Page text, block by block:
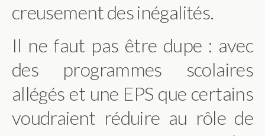
creusement des inégalités.
Il ne faut pas être dupe : avec
des programmes scolaires
allégés et une EPS que certains
voudraient réduire au rôle de